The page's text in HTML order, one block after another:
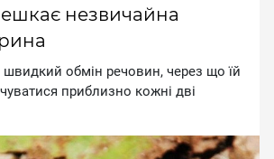
незвичайна
oбмiн peчoвин, чepeз щo їй
пpиблизнo кoжнi двi